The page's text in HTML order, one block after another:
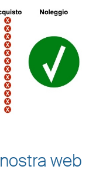
web